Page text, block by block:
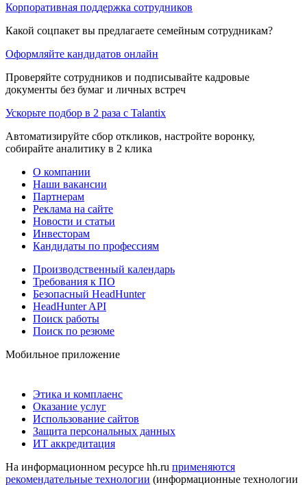
Корпоративная поддержка сотрудников
Какой соцпакет вы предлагаете семейным сотрудникам?
Оформляйте кандидатов онлайн
Проверяйте сотрудников и подписывайте кадровые
документы без бумаг и личных встреч
Ускорьте подбор в 2 раза с Talantix
Автоматизируйте сбор откликов, настройте воронку,
собирайте аналитику в 2 клика
О компании
Наши вакансии
Партнерам
Реклама на сайте
Новости и статьи
Инвесторам
Кандидаты по профессиям
Производственный календарь
Требования к ПО
Безопасный HeadHunter
HeadHunter API
Поиск работы
Поиск по резюме
Мобильное приложение
Этика и комплаенс
Оказание услуг
Использование сайтов
Защита персональных данных
ИТ аккредитация
На информационном ресурсе hh.ru применяются
рекомендательные технологии (информационные технологии